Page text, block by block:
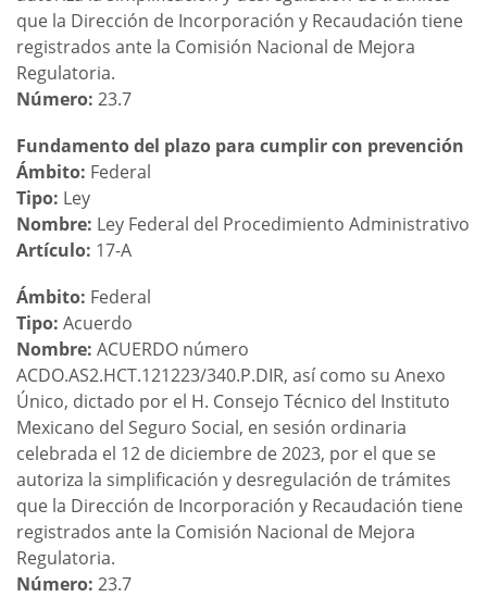
que la Dirección de Incorporación y Recaudación tiene
registrados ante la Comisión Nacional de Mejora
Regulatoria.
Número: 23.7
Fundamento del plazo para cumplir con prevención
Ámbito: Federal
Tipo: Ley
Nombre: Ley Federal del Procedimiento Administrativo
Artículo: 17-A
Ámbito: Federal
Tipo: Acuerdo
Nombre: ACUERDO número
ACDO.AS2.HCT.121223/340.P.DIR, así como su Anexo
Único, dictado por el H. Consejo Técnico del Instituto
Mexicano del Seguro Social, en sesión ordinaria
celebrada el 12 de diciembre de 2023, por el que se
autoriza la simplificación y desregulación de trámites
que la Dirección de Incorporación y Recaudación tiene
registrados ante la Comisión Nacional de Mejora
Regulatoria.
Número: 23.7